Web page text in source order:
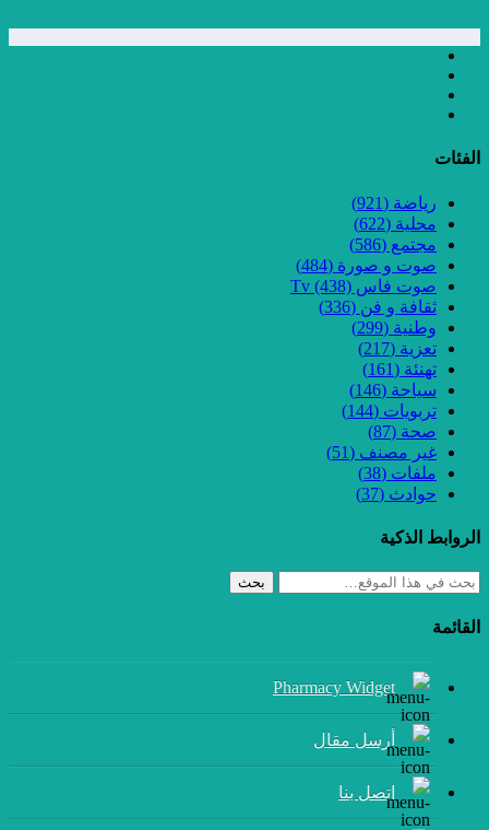
الفئات
رياضة (921)
محلية (622)
مجتمع (586)
صوت و صورة (484)
صوت فاس Tv (438)
ثقافة و فن (336)
وطنية (299)
تعزية (217)
تهنئة (161)
سياحة (146)
تربويات (144)
صحة (87)
غير مصنف (51)
ملفات (38)
حوادث (37)
الروابط الذكية
بحث
القائمة
Pharmacy Widget
أرسل مقال
إتصل بنا